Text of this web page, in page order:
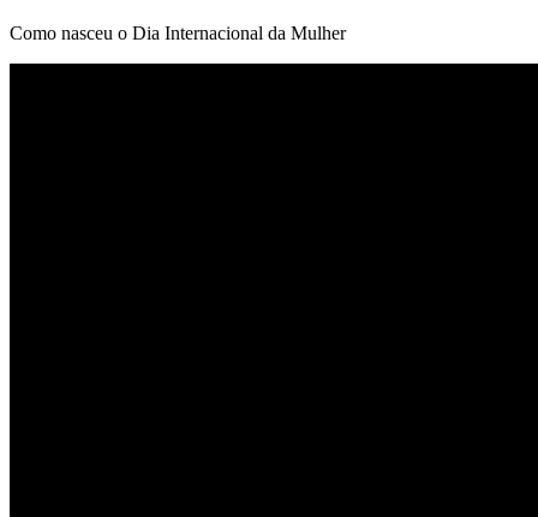
Como nasceu o Dia Internacional da Mulher